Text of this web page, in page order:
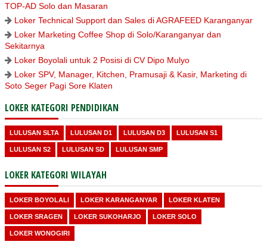
TOP-AD Solo dan Masaran
Loker Technical Support dan Sales di AGRAFEED Karanganyar
Loker Marketing Coffee Shop di Solo/Karanganyar dan
Sekitarnya
Loker Boyolali untuk 2 Posisi di CV Dipo Mulyo
Loker SPV, Manager, Kitchen, Pramusaji & Kasir, Marketing di
Soto Seger Pagi Sore Klaten
LOKER KATEGORI PENDIDIKAN
LULUSAN SLTA LULUSAN D1 LULUSAN D3 LULUSAN S1
LULUSAN S2 LULUSAN SD LULUSAN SMP
LOKER KATEGORI WILAYAH
LOKER BOYOLALI LOKER KARANGANYAR LOKER KLATEN
LOKER SRAGEN LOKER SUKOHARJO LOKER SOLO
LOKER WONOGIRI